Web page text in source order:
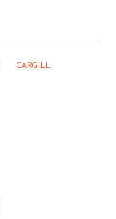
CARGILL